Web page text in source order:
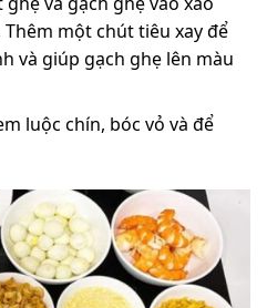
một chút tiêu xay để
và giúp gạch ghẹ lên màu
luộc chín, bóc vỏ và để